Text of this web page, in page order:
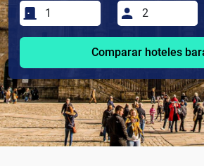
Comparar hoteles